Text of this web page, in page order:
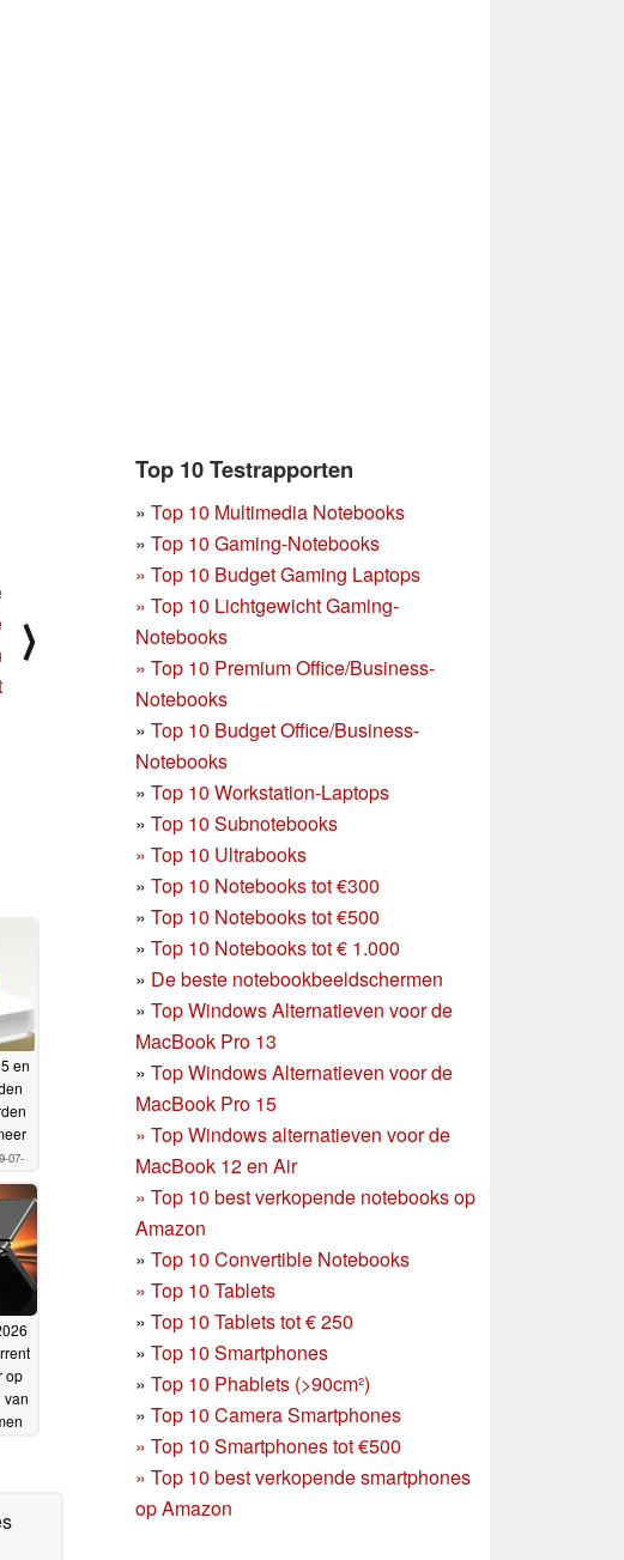
Top 10 Testrapporten
» Top 10 Multimedia Notebooks
» Top 10 Gaming-Notebooks
» Top 10 Budget Gaming Laptops
» Top 10 Lichtgewicht Gaming-
Notebooks
» Top 10 Premium Office/Business-
Notebooks
» Top 10 Budget Office/Business-
Notebooks
» Top 10 Workstation-Laptops
» Top 10 Subnotebooks
» Top 10 Ultrabooks
» Top 10 Notebooks tot €300
» Top 10 Notebooks tot €500
» Top 10 Notebooks tot € 1.000
» De beste notebookbeeldschermen
» Top Windows Alternatieven voor de
MacBook Pro 13
» Top Windows Alternatieven voor de
MacBook Pro 15
» Top Windows alternatieven voor de
MacBook 12 en Air
» Top 10 best verkopende notebooks op
Amazon
» Top 10 Convertible Notebooks
» Top 10 Tablets
» Top 10 Tablets tot € 250
» Top 10 Smartphones
» Top 10 Phablets (>90cm²)
» Top 10 Camera Smartphones
» Top 10 Smartphones tot €500
» Top 10 best verkopende smartphones
op Amazon
⟩
en
07-
op
van